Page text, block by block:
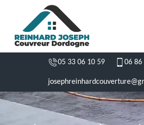
05 33 06 10 59 06 86